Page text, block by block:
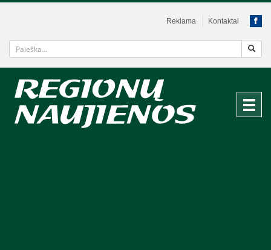
Reklama Kontaktai